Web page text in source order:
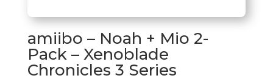
amiibo – Noah + Mio 2-
Pack – Xenoblade
Chronicles 3 Series